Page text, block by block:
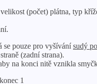
(počet) plátna, typ
se pouze pro vyšívánísudý
(zadní strana).
na konci nitě vznikla